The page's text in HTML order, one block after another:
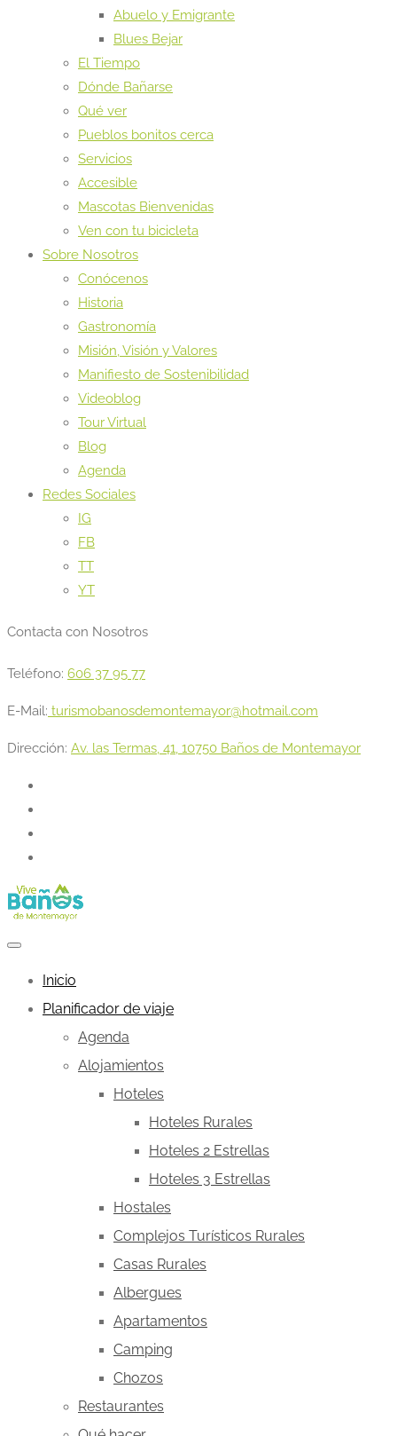
Abuelo y Emigrante
Blues Bejar
El Tiempo
Dónde Bañarse
Qué ver
Pueblos bonitos cerca
Servicios
Accesible
Mascotas Bienvenidas
Ven con tu bicicleta
Sobre Nosotros
Conócenos
Historia
Gastronomía
Misión, Visión y Valores
Manifiesto de Sostenibilidad
Videoblog
Tour Virtual
Blog
Agenda
Redes Sociales
IG
FB
TT
YT
Contacta con Nosotros
Teléfono: 606 37 95 77
E-Mail: turismobanosdemontemayor@hotmail.com
Dirección: Av. las Termas, 41, 10750 Baños de Montemayor
Inicio
Planificador de viaje
Agenda
Alojamientos
Hoteles
Hoteles Rurales
Hoteles 2 Estrellas
Hoteles 3 Estrellas
Hostales
Complejos Turísticos Rurales
Casas Rurales
Albergues
Apartamentos
Camping
Chozos
Restaurantes